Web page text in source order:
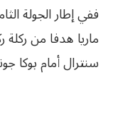
ففي إطار الجولة
ماريا هدفا من ركلة
سنترال أمام بوكا